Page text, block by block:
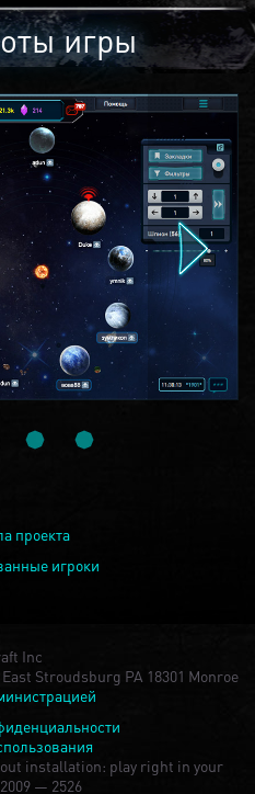
игры
проекта
игроки
Inc
Stroudsburg PA 18301 Monroe
installation: play right in your
2009 — 2526